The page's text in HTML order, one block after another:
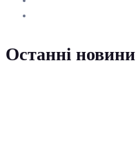
Останні новини